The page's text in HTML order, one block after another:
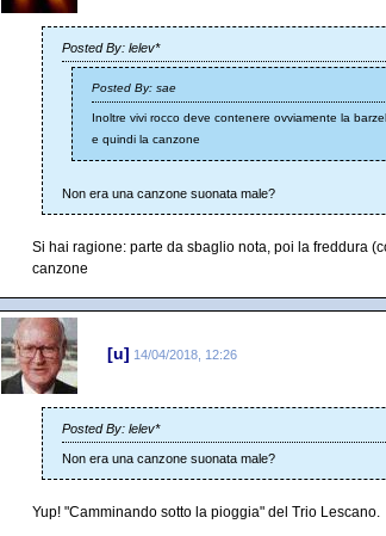
Posted By: lelev*
Posted By: sae
Inoltre vivi rocco deve contenere ovviamente la
e quindi la canzone
Non era una canzone suonata male?
Si hai ragione: parte da sbaglio nota, poi la freddura
canzone
[u] 14/04/2018, 12:26
Posted By: lelev*
Non era una canzone suonata male?
Yup! "Camminando sotto la pioggia" del Trio Lescano.